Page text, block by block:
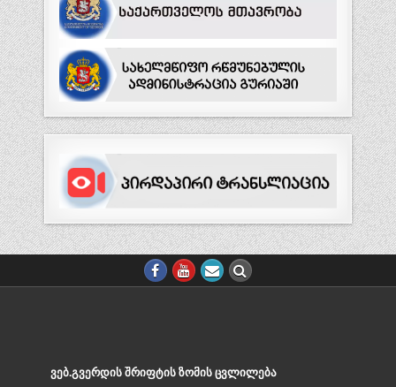
ᲕᲔᲑ.ᲒᲕᲔᲠᲓᲘᲡ ᲨᲠᲘᲤᲢᲘᲡ ᲖᲝᲛᲘᲡ ᲪᲕᲚᲘᲚᲔᲑᲐ